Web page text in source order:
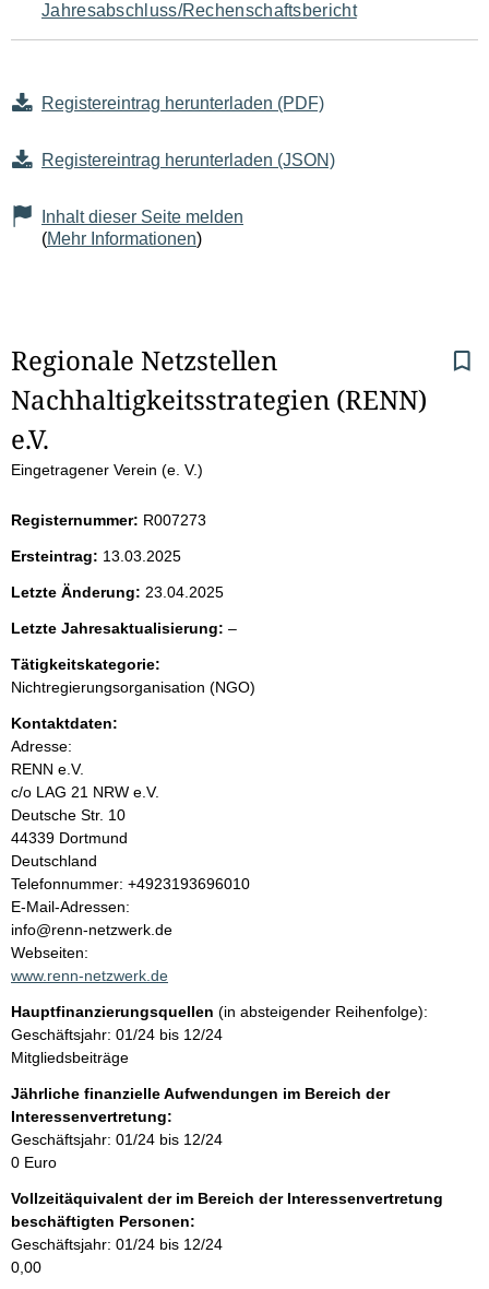
Jahresabschluss/Rechenschaftsbericht
Registereintrag herunterladen (PDF)
Registereintrag herunterladen (JSON)
Inhalt dieser Seite melden
(Mehr Informationen)
S
e
i
e
n
i
n
h
a
l
t
Regionale Netzstellen
Nachhaltigkeitsstrategien (RENN)
e.V.
Eingetragener Verein (e. V.)
Registernummer: R007273
Ersteintrag: 13.03.2025
Letzte Änderung: 23.04.2025
Letzte Jahresaktualisierung: –l
r
Tätigkeitskategorie:
Nichtregierungsorganisation (NGO)
Kontaktdaten:
Adresse:
RENN e.V.
c/o LAG 21 NRW e.V.
Deutsche Str. 10
44339 Dortmund
Deutschland
K
o
n
t
a
t
i
n
f
o
r
m
t
i
o
n
Telefonnummer: +4923193696010
E-Mail-Adressen:
info@renn-netzwerk.de
Webseiten:
www.renn-netzwerk.de
Hauptfinanzierungsquellen (in absteigender Reihenfolge):
Geschäftsjahr: 01/24 bis 12/24
Mitgliedsbeiträge
Jährliche finanzielle Aufwendungen im Bereich der
Interessenvertretung:
Geschäftsjahr: 01/24 bis 12/24
0 Euro
Vollzeitäquivalent der im Bereich der Interessenvertretung
beschäftigten Personen:
Geschäftsjahr: 01/24 bis 12/24
0,00